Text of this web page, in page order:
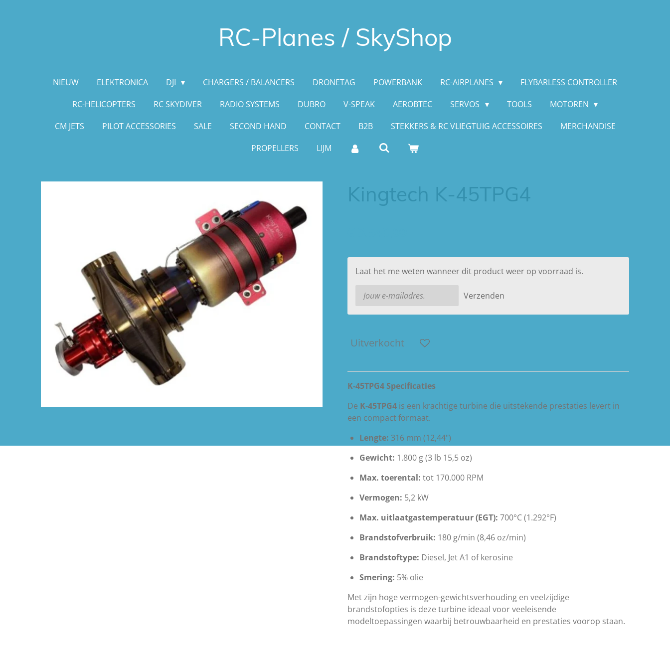
RC-Planes / SkyShop
NIEUW ELEKTRONICA DJI CHARGERS / BALANCERS DRONETAG POWERBANK RC-AIRPLANES
FLYBARLESS CONTROLLER
RC-HELICOPTERS
RC SKYDIVER RADIO SYSTEMS DUBRO V-SPEAK AEROBTEC SERVOS TOOLS
MOTOREN
CM JETS
PILOT ACCESSORIES SALE SECOND HAND CONTACT B2B STEKKERS & RC VLIEGTUIG ACCESSOIRES
MERCHANDISE
PROPELLERS
LIJM
Kingtech K-45TPG4
Laat het me weten wanneer dit product weer op voorraad is.
Verzenden
Uitverkocht
K-45TPG4 Specificaties
De K-45TPG4 is een krachtige turbine die uitstekende prestaties levert in
een compact formaat.
Lengte: 316 mm (12,44")
Gewicht: 1.800 g (3 lb 15,5 oz)
Max. toerental: tot 170.000 RPM
Vermogen: 5,2 kW
Max. uitlaatgastemperatuur (EGT): 700°C (1.292°F)
Brandstofverbruik: 180 g/min (8,46 oz/min)
Brandstoftype: Diesel, Jet A1 of kerosine
Smering: 5% olie
Met zijn hoge vermogen-gewichtsverhouding en veelzijdige
brandstofopties is deze turbine ideaal voor veeleisende
modeltoepassingen waarbij betrouwbaarheid en prestaties voorop staan.